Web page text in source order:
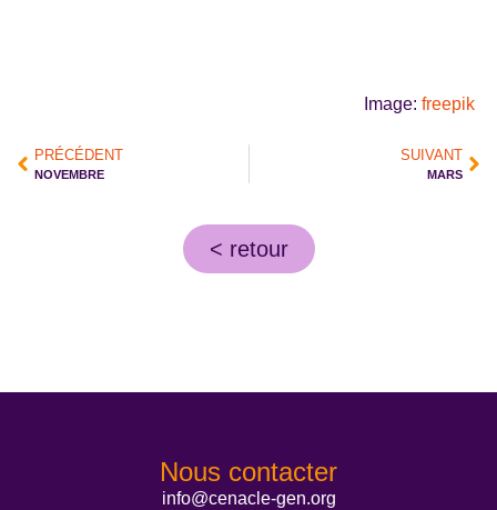
Image: freepik
PRÉCÉDENT
NOVEMBRE
SUIVANT
MARS
< retour
Nous contacter
info@cenacle-gen.org